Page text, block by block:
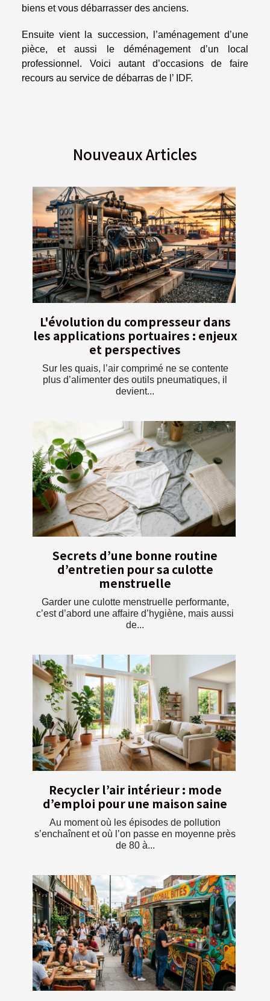
biens et vous débarrasser des anciens.
Ensuite vient la succession, l’aménagement d’une
pièce, et aussi le déménagement d’un local
professionnel. Voici autant d’occasions de faire
recours au service de débarras de l’ IDF.
Nouveaux Articles
L'évolution du compresseur dans
les applications portuaires : enjeux
et perspectives
Sur les quais, l’air comprimé ne se contente
plus d’alimenter des outils pneumatiques, il
devient...
Secrets d’une bonne routine
d’entretien pour sa culotte
menstruelle
Garder une culotte menstruelle performante,
c’est d’abord une affaire d’hygiène, mais aussi
de...
Recycler l’air intérieur : mode
d’emploi pour une maison saine
Au moment où les épisodes de pollution
s’enchaînent et où l’on passe en moyenne près
de 80 à...